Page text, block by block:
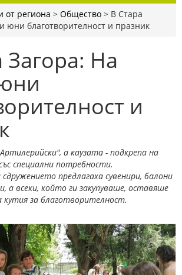
от региона > Общество > В Стара
юни благотворителност и празник
Загора: На
и
а каузата - подкрепа на
специални потребности.
предлагаха сувенири, балони
а всеки, който ги закупуваше, оставяше
кутия за благотворителност.